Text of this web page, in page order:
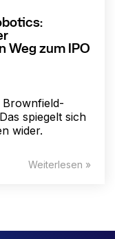
Weg zum IPO
Brownfield-
spiegelt sich
wider.
Weiterlesen »